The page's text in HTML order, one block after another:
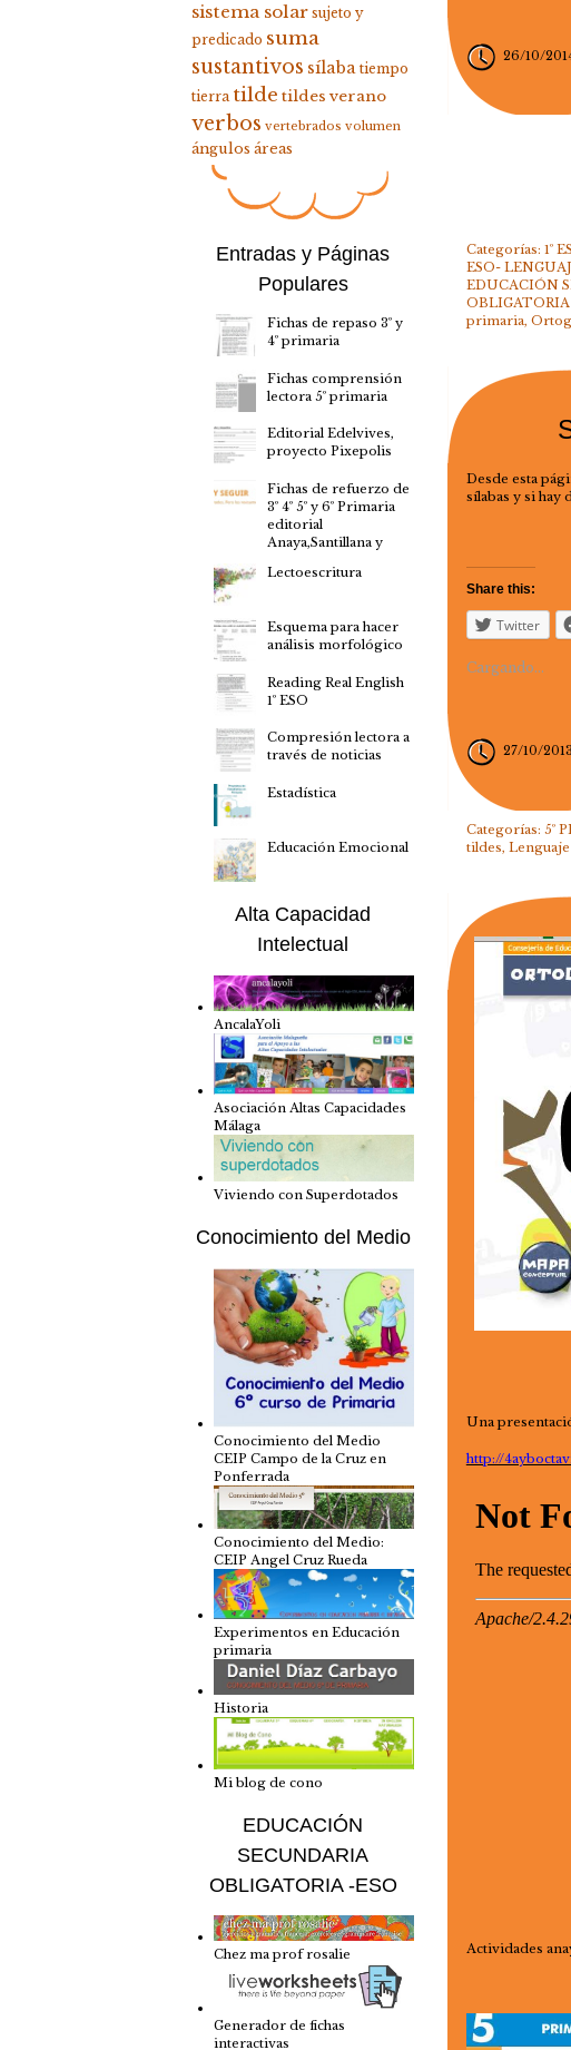
26/10/
Categorías: 1º
ESO-
EDUCACIÓN
OBLIGATORIA
primaria,
Desde esta
sílabas y si
Share this:
Twitter
Cargando...
27/10/2013
Categorías: 5º
tildes, Lenguaje
Una
http://
Actividades
sistema solar sujeto y
predicado suma
sustantivos sílaba tiempo
tierra tilde tildes verano
verbos vertebrados volumen
ángulos áreas
Entradas y Páginas
Populares
Fichas de repaso 3º y
4º primaria
Fichas comprensión
lectora 5º primaria
Editorial Edelvives,
proyecto Pixepolis
Fichas de refuerzo de
3º 4º 5º y 6º Primaria
editorial
Anaya,Santillana y
Lectoescritura
Esquema para hacer
análisis morfológico
Reading Real English
1º ESO
Compresión lectora a
través de noticias
Estadística
Educación Emocional
Alta Capacidad
Intelectual
AncalaYoli
Asociación Altas Capacidades
Málaga
Viviendo con Superdotados
Conocimiento del Medio
Conocimiento del Medio
CEIP Campo de la Cruz en
Ponferrada
Conocimiento del Medio:
CEIP Angel Cruz Rueda
Experimentos en Educación
primaria
Historia
Mi blog de cono
EDUCACIÓN
SECUNDARIA
OBLIGATORIA -ESO
Chez ma prof rosalie
Generador de fichas
interactivas